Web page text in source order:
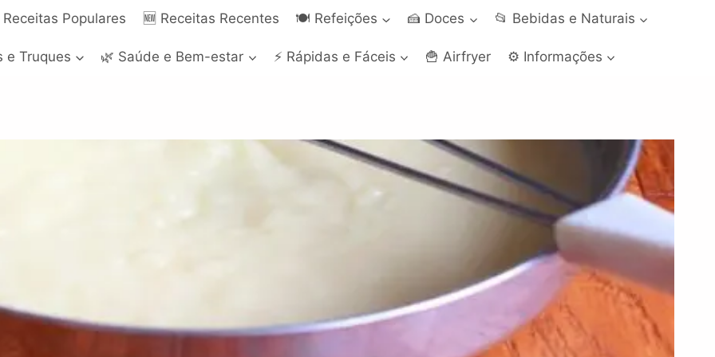
Receitas Populares 🆕 Receitas Recentes 🍽️ Refeições 🍰 Doces 📂 Bebidas e Naturais
e Truques 🌿 Saúde e Bem-estar ⚡ Rápidas e Fáceis 🍟 Airfryer ⚙️ Informações